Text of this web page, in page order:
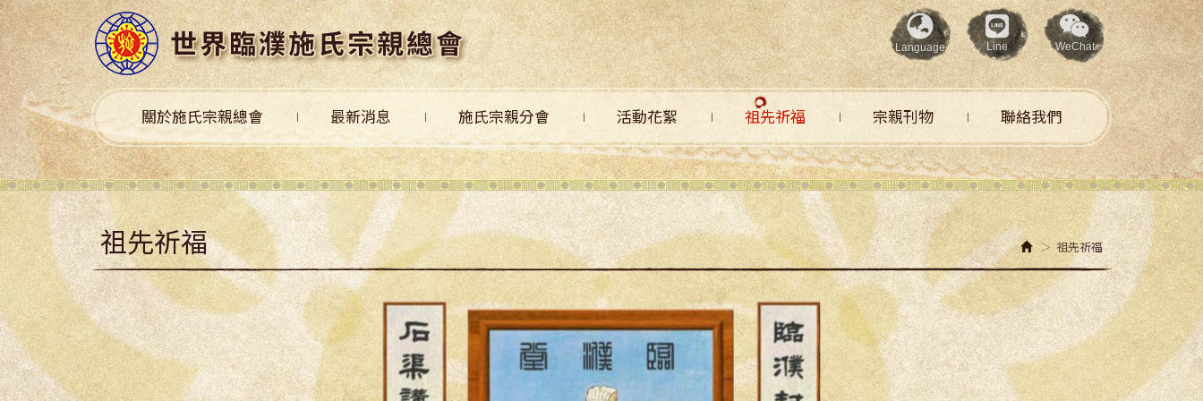
關於施氏宗親總會 最新消息 施氏宗親分會 活動花絮 祖先祈福 宗親刊物 聯絡我們
Language Line WeChat
祖先祈福
祖先祈福